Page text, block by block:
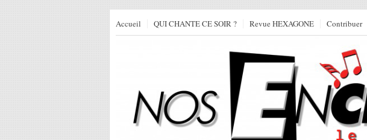
Accueil QUI CHANTE CE SOIR ? Revue HEXAGONE Contribuer